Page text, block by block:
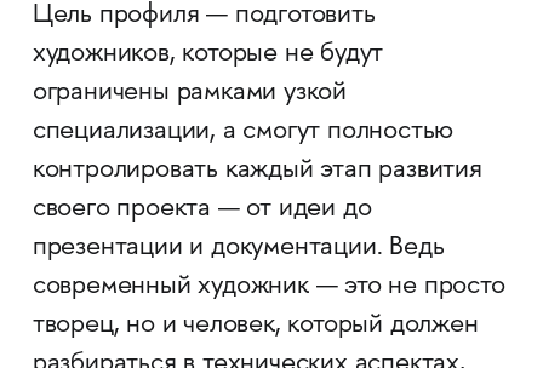
Цель профиля — подготовить
художников, которые не будут
ограничены рамками узкой
специализации, а смогут полностью
контролировать каждый этап развития
своего проекта — от идеи до
презентации и документации. Ведь
современный художник — это не просто
творец, но и человек, который должен